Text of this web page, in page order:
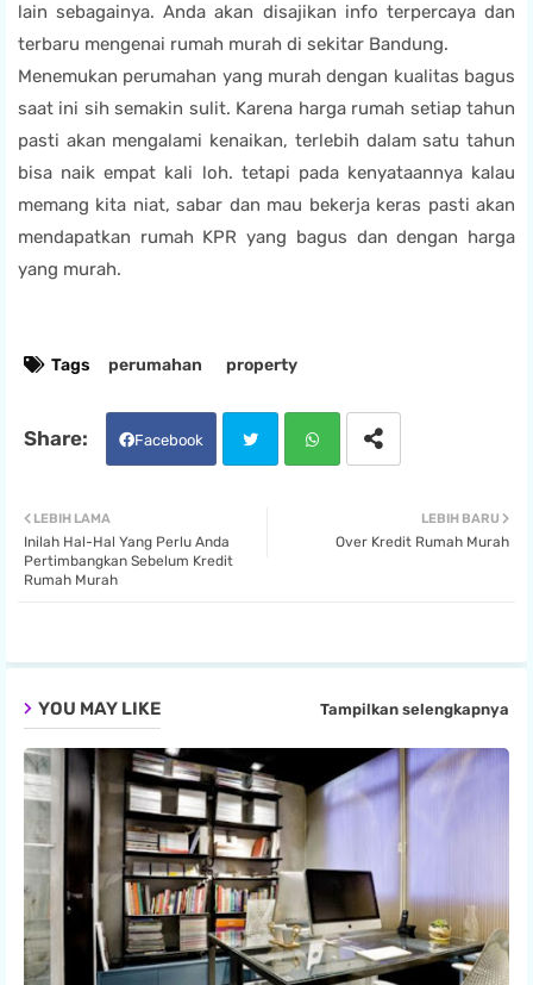
lain sebagainya. Anda akan disajikan info terpercaya dan
terbaru mengenai rumah murah di sekitar Bandung.
Menemukan perumahan yang murah dengan kualitas bagus
saat ini sih semakin sulit. Karena harga rumah setiap tahun
pasti akan mengalami kenaikan, terlebih dalam satu tahun
bisa naik empat kali loh. tetapi pada kenyataannya kalau
memang kita niat, sabar dan mau bekerja keras pasti akan
mendapatkan rumah KPR yang bagus dan dengan harga
yang murah.
Tags perumahan property
Facebook
LEBIH BARU
Over Kredit Rumah Murah
LEBIH LAMA
Inilah Hal-Hal Yang Perlu Anda
Pertimbangkan Sebelum Kredit
Rumah Murah
YOU MAY LIKE Tampilkan selengkapnya